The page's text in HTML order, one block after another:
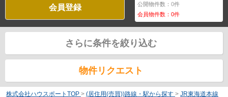
会員登録 公開物件数：0件
会員物件数：0件
さらに条件を絞り込む
物件リクエスト
株式会社ハウスポートTOP > (居住用(売買))路線・駅から探す > JR東海道本線